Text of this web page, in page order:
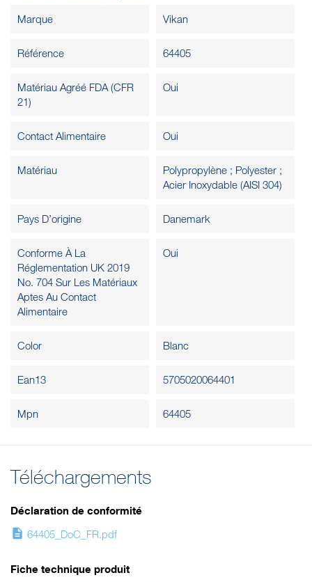
Marque Vikan
Référence 64405
Matériau Agréé FDA (CFR
21)
Oui
Contact Alimentaire Oui
Matériau
Polypropylène ; Polyester ;
Acier Inoxydable (AISI 304)
Pays D’origine Danemark
Conforme À La
Réglementation UK 2019
No. 704 Sur Les Matériaux
Aptes Au Contact
Alimentaire
Oui
Color Blanc
Ean13 5705020064401
Mpn 64405
Téléchargements
Déclaration de conformité
description 64405_DoC_FR.pdf
Fiche technique produit